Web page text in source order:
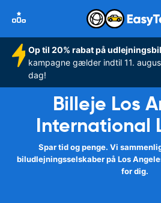
Op til 20% rabat på
kampagne gælder indtil 11.
dag!
Billeje Los
International
Spar tid og penge. Vi
biludlejningsselskaber på Los
for dig.